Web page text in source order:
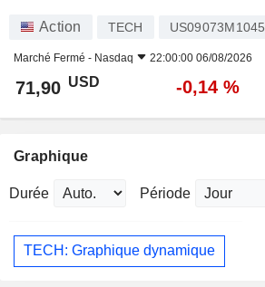
Action TECH US09073M1045
Marché Fermé - Nasdaq 22:00:00 06/08/2026
71,90 USD -0,14 %
Graphique
Durée Période
TECH: Graphique dynamique